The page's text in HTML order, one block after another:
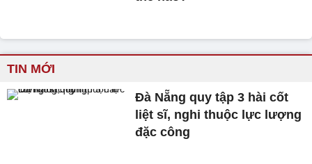
đặc công
Bé trai tử vong nghi bị bạo
hành tại cơ sở giáo dục can
thiệp hoạt động 'chui'